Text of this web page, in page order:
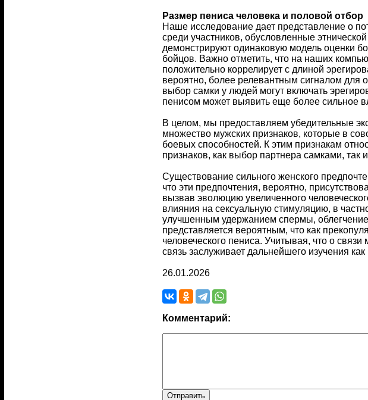
Размер пениса человека и половой отбор
Наше исследование дает представление о
среди участников, обусловленные
демонстрируют одинаковую модель оценки
бойцов. Важно отметить, что на наших
положительно коррелирует с длиной
вероятно, более релевантным сигналом для
выбор самки у людей могут включать
пенисом может выявить еще более сильное
В целом, мы предоставляем убедительные
множество мужских признаков, которые в
боевых способностей. К этим признакам
признаков, как выбор партнера самками,
Существование сильного женского
что эти предпочтения, вероятно,
вызвав эволюцию увеличенного
влияния на сексуальную стимуляцию, в
улучшенным удержанием спермы,
представляется вероятным, что как
человеческого пениса. Учитывая, что о
связь заслуживает дальнейшего изучения
26.01.2026
Комментарий: